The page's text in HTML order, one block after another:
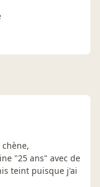
"25 ans" avec de
teint puisque j'ai